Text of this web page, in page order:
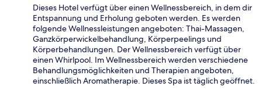
Dieses Hotel verfügt über einen Wellnessbereich, in dem dir
Entspannung und Erholung geboten werden. Es werden
folgende Wellnessleistungen angeboten: Thai-Massagen,
Ganzkörperwickelbehandlung, Körperpeelings und
Körperbehandlungen. Der Wellnessbereich verfügt über
einen Whirlpool. Im Wellnessbereich werden verschiedene
Behandlungsmöglichkeiten und Therapien angeboten,
einschließlich Aromatherapie. Dieses Spa ist täglich geöffnet.